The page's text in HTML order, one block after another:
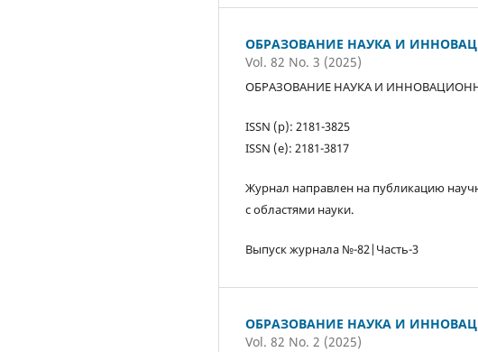
ОБРАЗОВАНИЕ НАУКА И
Vol. 82 No. 3 (2025)
ОБРАЗОВАНИЕ НАУКА И
ISSN (р): 2181-3825
ISSN (е): 2181-3817
Журнал направлен на публикацию
с областями науки.
Выпуск журнала №-82|Часть-3
ОБРАЗОВАНИЕ НАУКА И
Vol. 82 No. 2 (2025)